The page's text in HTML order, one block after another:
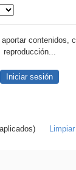
aportar contenidos,
reproducción...
Iniciar sesión